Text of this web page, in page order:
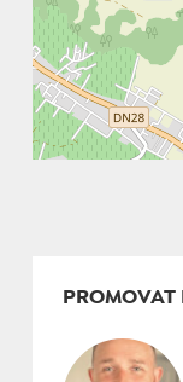
PROMOVAT